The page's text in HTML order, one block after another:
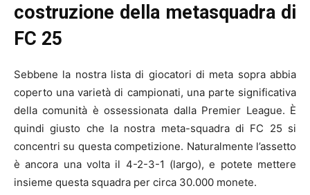
costruzione della metasquadra di
FC 25
Sebbene la nostra lista di giocatori di meta sopra abbia
coperto una varietà di campionati, una parte significativa
della comunità è ossessionata dalla Premier League. È
quindi giusto che la nostra meta-squadra di FC 25 si
concentri su questa competizione. Naturalmente l’assetto
è ancora una volta il 4-2-3-1 (largo), e potete mettere
insieme questa squadra per circa 30.000 monete.